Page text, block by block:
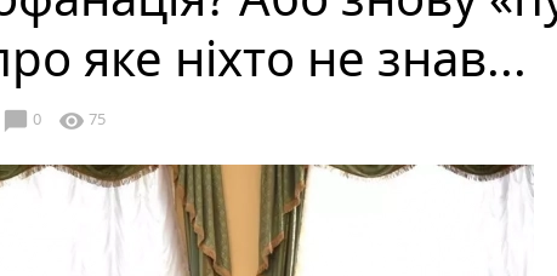
яке ніхто не знав...
chat_bubble 0 visibility 75